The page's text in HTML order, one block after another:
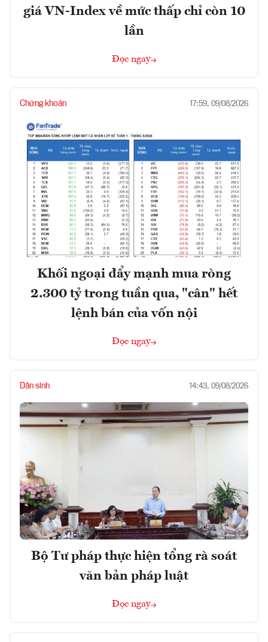
giá VN-Index về mức thấp chỉ còn 10
lần
Đọc ngay
Chứng khoán 17:59, 09/08/2026
Khối ngoại đẩy mạnh mua ròng
2.300 tỷ trong tuần qua, "cân" hết
lệnh bán của vốn nội
Đọc ngay
Dân sinh 14:43, 09/08/2026
Bộ Tư pháp thực hiện tổng rà soát
văn bản pháp luật
Đọc ngay